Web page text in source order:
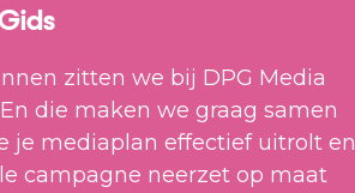
zitten we bij DPG Media
die maken we graag samen
je mediaplan effectief uitrolt en
campagne neerzet op maat